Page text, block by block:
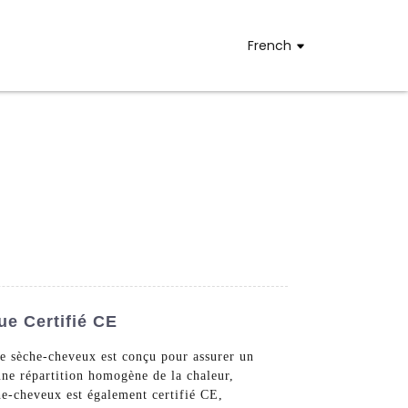
French
Certifié CE
cheveux est conçu pour assurer un
répartition homogène de la chaleur,
cheveux est également certifié CE,